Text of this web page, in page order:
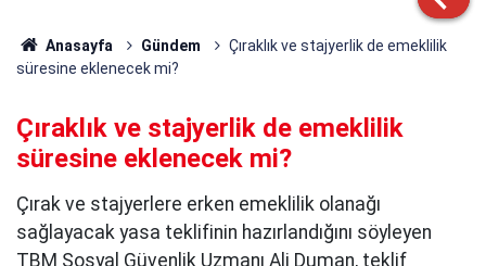
Anasayfa Gündem
Çıraklık ve stajyerlik de emeklilik
süresine eklenecek mi?
Çıraklık ve stajyerlik de emeklilik
süresine eklenecek mi?
Çırak ve stajyerlere erken emeklilik olanağı
sağlayacak yasa teklifinin hazırlandığını söyleyen
TBM Sosyal Güvenlik Uzmanı Ali Duman, teklif